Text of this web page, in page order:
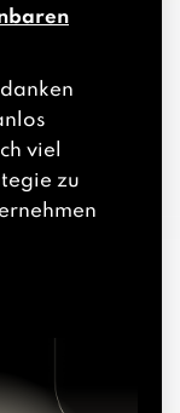
viel
zu